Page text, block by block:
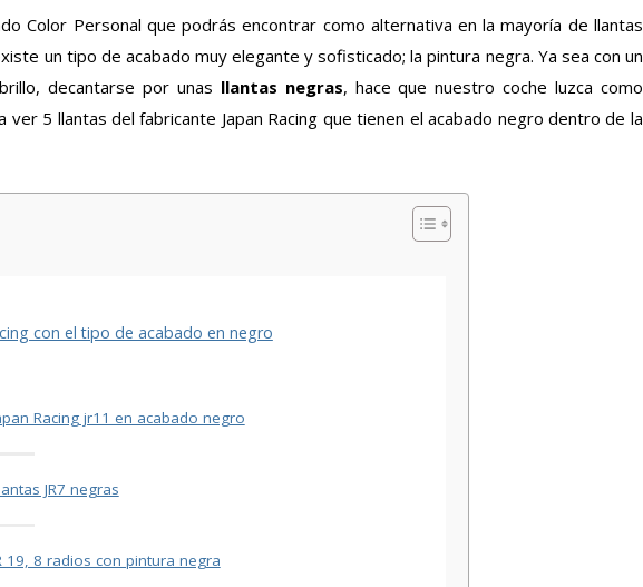
Color Personal que podrás encontrar como alternativa en la mayoría de llantas
un tipo de acabado muy elegante y sofisticado; la pintura negra. Ya sea con un
decantarse por unas llantas negras, hace que nuestro coche luzca como
ver 5 llantas del fabricante Japan Racing que tienen el acabado negro dentro de la
con el tipo de acabado en negro
Racing jr11 en acabado negro
JR7 negras
19, 8 radios con pintura negra